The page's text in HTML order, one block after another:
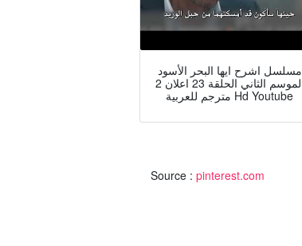
مسلسل اشرح ايها البحر الأسود
الموسم الثاني الحلقة 23 اعلان 2
مترجم للعربية Hd Youtube
Source : pinterest.com